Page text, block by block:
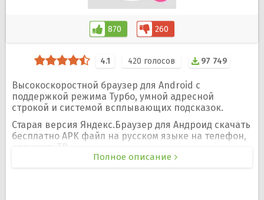
870 260
4.1 420 голосов 97 749
Высокоскоростной браузер для Android с
поддержкой режима Турбо, умной адресной
строкой и системой всплывающих подсказок.
Старая версия Яндекс.Браузер для Андроид скачать
бесплатно APK файл на русском языке на телефон,
планшет, ТВ.
Полное описание